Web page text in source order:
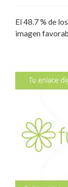
El 48.7 % de
imagen